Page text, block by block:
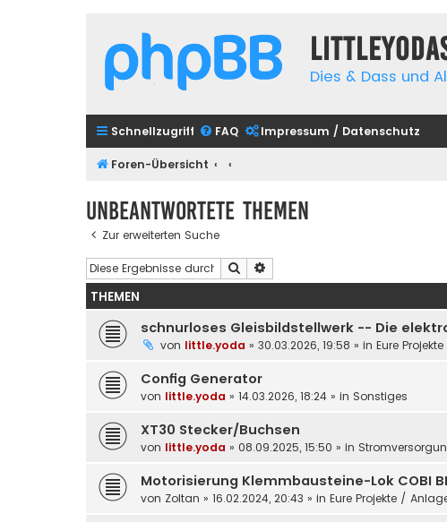
Dies & Dass und
Schnellzugriff FAQ Impressum / Datenschutz
Foren-Übersicht
Unbeantwortete Themen
Zur erweiterten Suche
Suche
THEMEN
schnurloses Gleisbildstellwerk -- Die
von little.yoda » 30.03.2026, 19:58 » in Eure
Config Generator
von little.yoda » 14.03.2026, 18:24 » in Sonstiges
XT30 Stecker/Buchsen
von little.yoda » 08.09.2025, 15:50 » in
Motorisierung Klemmbausteine-Lok COBI
von Zoltan » 16.02.2024, 20:43 » in Eure Projekte /